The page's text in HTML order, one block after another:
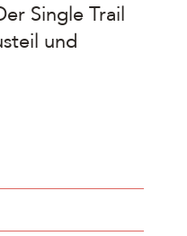
Single Trail
und